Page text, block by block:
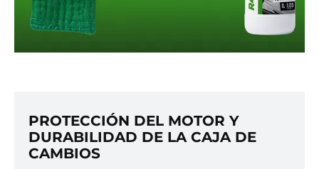
PROTECCIÓN DEL MOTOR Y
DURABILIDAD DE LA CAJA DE
CAMBIOS